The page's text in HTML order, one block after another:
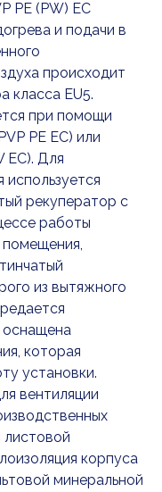
PE (PW) EC
и подачи в
происходит
класса EU5.
при помощи
PE EC) или
EC). Для
рекуператор с
работы
помещения,
из вытяжного
оснащена
которая
установки.
вентиляции
корпуса
минеральной